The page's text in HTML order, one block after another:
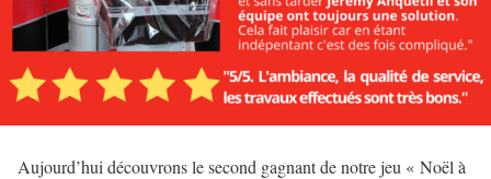
Aujourd’hui découvrons le second gagnant de notre jeu « Noël à